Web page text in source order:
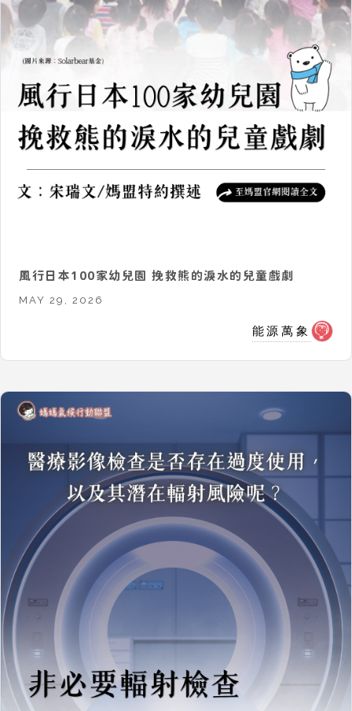
風行日本100家幼兒園 挽救熊的淚水的兒童戲劇
MAY 29, 2026
能源萬象